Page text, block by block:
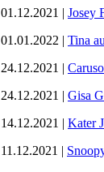
01.12.2021 | Josey
01.01.2022 | Tina
24.12.2021 |
24.12.2021 | Gisa
14.12.2021 | Kater
11.12.2021 |